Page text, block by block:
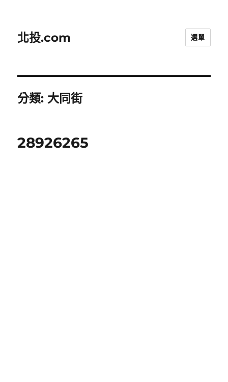
北投.com 選單
分類: 大同街
28926265